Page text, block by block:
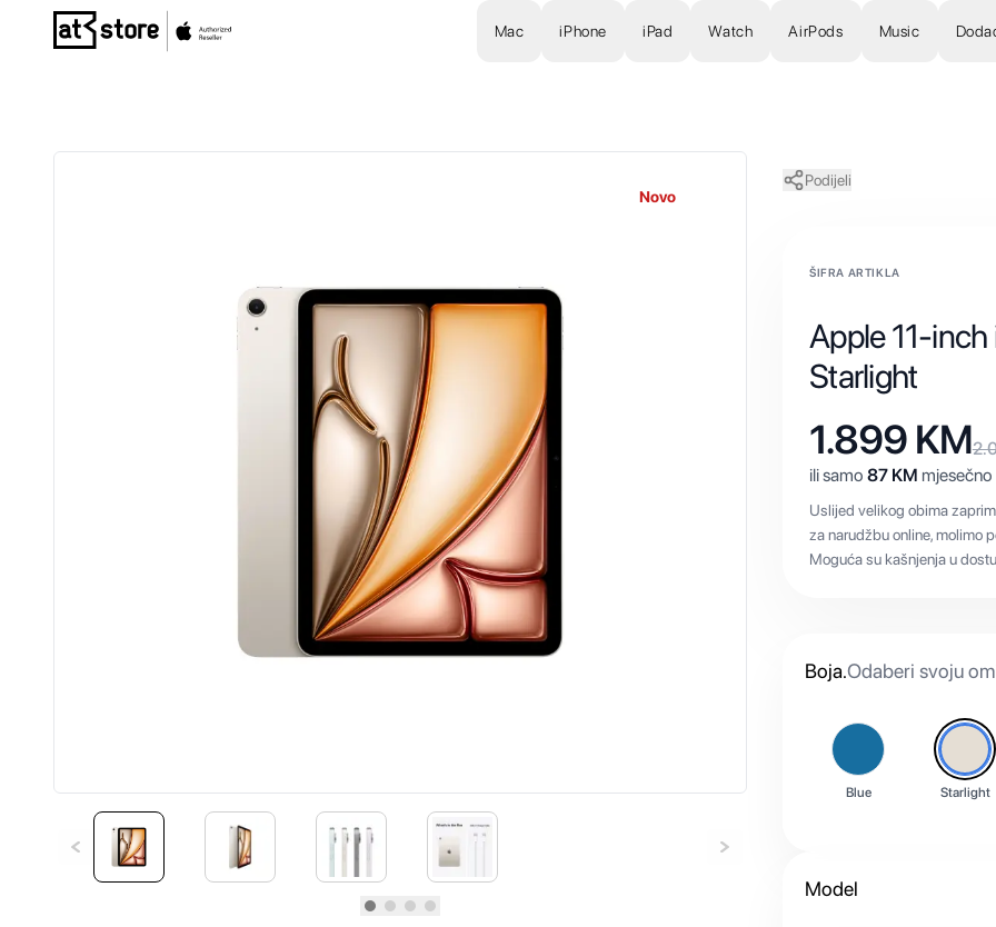
Posjetite početnu stranicu AT Store
Mac iPhone iPad Watch AirPods Music
Novo
Podijeli
ŠIFRA ARTIKLA
Apple 11-
Starlight
1.899 KM
ili samo 87 KM
Uslijed velikog obima
za narudžbu online, molimo
Moguća su kašnjenja u
Boja.Odaberi svoju
Blue Starlight
Model